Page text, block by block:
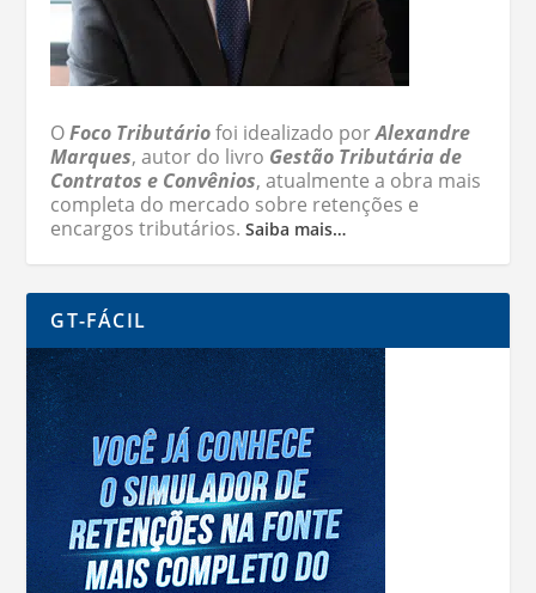
OFoco Tributáriofoi idealizado porAlexandre
Marques, autor do livro Gestão Tributária de
Contratos e Convênios, atualmente a obra mais
completa do mercado sobre retenções e
encargos tributários.Saiba mais…
GT-FÁCIL